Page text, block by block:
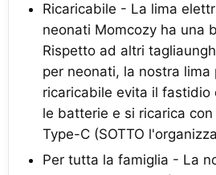
Ricaricabile - La lima
neonati Momcozy ha una
Rispetto ad altri
per neonati, la nostra lima
ricaricabile evita il fastidio
le batterie e si ricarica
Type-C (SOTTO
Per tutta la famiglia - La